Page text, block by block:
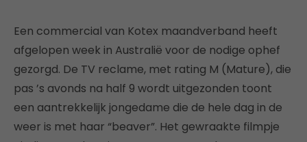
Een commercial van Kotex maandverband heeft
afgelopen week in Australië voor de nodige ophef
gezorgd. De TV reclame, met rating M (Mature), die
pas ’s avonds na half 9 wordt uitgezonden toont
een aantrekkelijk jongedame die de hele dag in de
weer is met haar “beaver”. Het gewraakte filmpje